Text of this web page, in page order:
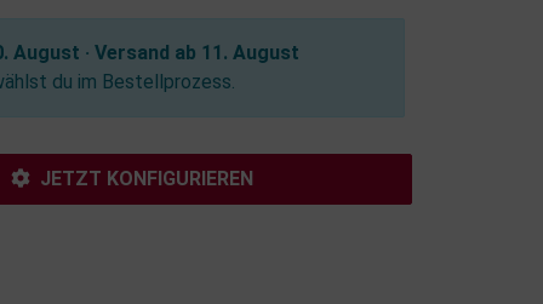
August · Versand ab 11. August
du im Bestellprozess.
JETZT KONFIGURIEREN